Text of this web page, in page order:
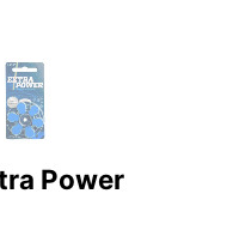
Power